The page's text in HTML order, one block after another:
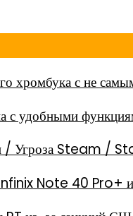
хромбука с не
с удобными
Steam /
Infinix Note 40